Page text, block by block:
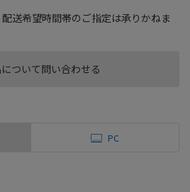
ついて問い合わせる
送希望時間帯のご指定は承りかねま
PC